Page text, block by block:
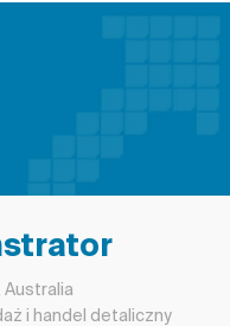
Australia
i handel detaliczny